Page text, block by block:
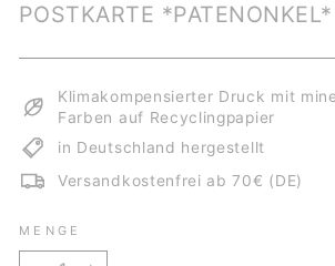
POSTKARTE *PATENONKEL*
Klimakompensierter Druck mit
Farben auf Recyclingpapier
in Deutschland hergestellt
Versandkostenfrei ab 70€ (DE)
MENGE